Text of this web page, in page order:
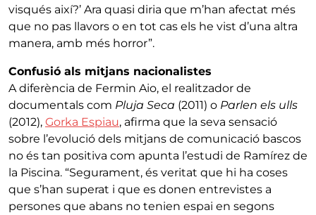
visqués així?’ Ara quasi diria que m’han afectat més
que no pas llavors o en tot cas els he vist d’una altra
manera, amb més horror”.
Confusió als mitjans nacionalistes
A diferència de Fermin Aio, el realitzador de
documentals com Pluja Seca (2011) o Parlen els ulls
(2012), Gorka Espiau, afirma que la seva sensació
sobre l’evolució dels mitjans de comunicació bascos
no és tan positiva com apunta l’estudi de Ramírez de
la Piscina. “Segurament, és veritat que hi ha coses
que s’han superat i que es donen entrevistes a
persones que abans no tenien espai en segons